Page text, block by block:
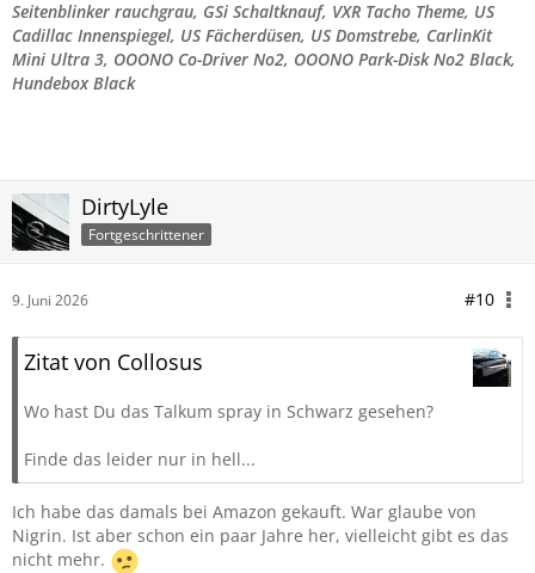
Seitenblinker rauchgrau, GSi Schaltknauf, VXR Tacho Theme, US
Cadillac Innenspiegel, US Fächerdüsen, US Domstrebe, CarlinKit
Mini Ultra 3, OOONO Co-Driver No2, OOONO Park-Disk No2 Black,
Hundebox Black
DirtyLyle
Fortgeschrittener
9. Juni 2026 #10
Zitat von Collosus
Wo hast Du das Talkum spray in Schwarz gesehen?
Finde das leider nur in hell...
Ich habe das damals bei Amazon gekauft. War glaube von
Nigrin. Ist aber schon ein paar Jahre her, vielleicht gibt es das
nicht mehr.